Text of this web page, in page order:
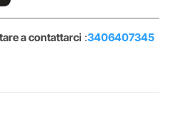
a contattarci :3406407345